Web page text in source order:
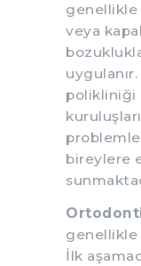
genellikle
veya
polikliniği
bireylere
genellikle
İlk